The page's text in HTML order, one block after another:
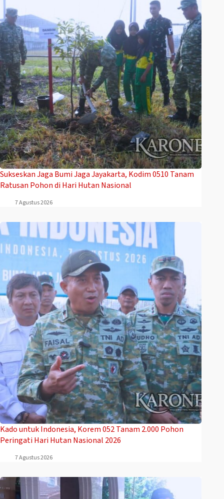
Sukseskan Jaga Bumi Jaga Jayakarta, Kodim 0510 Tanam
Ratusan Pohon di Hari Hutan Nasional
7 Agustus 2026
Kado untuk Indonesia, Korem 052 Tanam 2.000 Pohon
Peringati Hari Hutan Nasional 2026
7 Agustus 2026